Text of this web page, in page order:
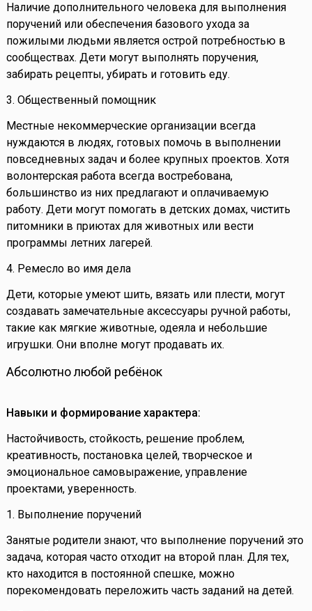
Наличие дополнительного человека для выполнения
поручений или обеспечения базового ухода за
пожилыми людьми является острой потребностью в
сообществах. Дети могут выполнять поручения,
забирать рецепты, убирать и готовить еду.
3. Общественный помощник
Местные некоммерческие организации всегда
нуждаются в людях, готовых помочь в выполнении
повседневных задач и более крупных проектов. Хотя
волонтерская работа всегда востребована,
большинство из них предлагают и оплачиваемую
работу. Дети могут помогать в детских домах, чистить
питомники в приютах для животных или вести
программы летних лагерей.
4. Ремесло во имя дела
Дети, которые умеют шить, вязать или плести, могут
создавать замечательные аксессуары ручной работы,
такие как мягкие животные, одеяла и небольшие
игрушки. Они вполне могут продавать их.
Абсолютно любой ребёнок
Навыки и формирование характера:
Настойчивость, стойкость, решение проблем,
креативность, постановка целей, творческое и
эмоциональное самовыражение, управление
проектами, уверенность.
1. Выполнение поручений
Занятые родители знают, что выполнение поручений это
задача, которая часто отходит на второй план. Для тех,
кто находится в постоянной спешке, можно
порекомендовать переложить часть заданий на детей.